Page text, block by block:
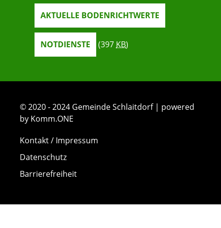
AKTUELLE BODENRICHTWERTE
NOTDIENSTE (397 KB)
© 2020 - 2024 Gemeinde Schlaitdorf | powered
by Komm.ONE
Kontakt / Impressum
Datenschutz
Barrierefreiheit